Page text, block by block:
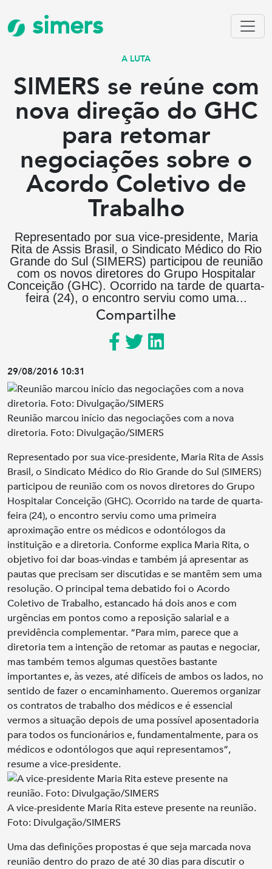
simers
A LUTA
SIMERS se reúne com
nova direção do GHC
para retomar
negociações sobre o
Acordo Coletivo de
Trabalho
Representado por sua vice-presidente, Maria
Rita de Assis Brasil, o Sindicato Médico do Rio
Grande do Sul (SIMERS) participou de reunião
com os novos diretores do Grupo Hospitalar
Conceição (GHC). Ocorrido na tarde de quarta-
feira (24), o encontro serviu como uma...
Compartilhe
29/08/2016 10:31
Reunião marcou início das negociações com a nova
diretoria. Foto: Divulgação/SIMERS
Representado por sua vice-presidente, Maria Rita de Assis
Brasil, o Sindicato Médico do Rio Grande do Sul (SIMERS)
participou de reunião com os novos diretores do Grupo
Hospitalar Conceição (GHC). Ocorrido na tarde de quarta-
feira (24), o encontro serviu como uma primeira
aproximação entre os médicos e odontólogos da
instituição e a diretoria. Conforme explica Maria Rita, o
objetivo foi dar boas-vindas e também já apresentar as
pautas que precisam ser discutidas e se mantêm sem uma
resolução. O principal tema debatido foi o Acordo
Coletivo de Trabalho, estancado há dois anos e com
urgências em pontos como a reposição salarial e a
previdência complementar. “Para mim, parece que a
diretoria tem a intenção de retomar as pautas e negociar,
mas também temos algumas questões bastante
importantes e, às vezes, até difíceis de ambos os lados, no
sentido de fazer o encaminhamento. Queremos organizar
os contratos de trabalho dos médicos e é essencial
vermos a situação depois de uma possível aposentadoria
para todos os funcionários e, fundamentalmente, para os
médicos e odontólogos que aqui representamos”,
resume a vice-presidente.
A vice-presidente Maria Rita esteve presente na reunião.
Foto: Divulgação/SIMERS
Uma das definições propostas é que seja marcada nova
reunião dentro do prazo de até 30 dias para discutir o